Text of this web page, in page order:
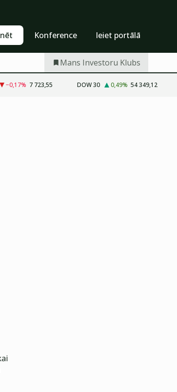
Konference Ieiet portālā
Mans Investoru Klubs
−0,17% 7 723,55 DOW 30 0,49% 54 349,12